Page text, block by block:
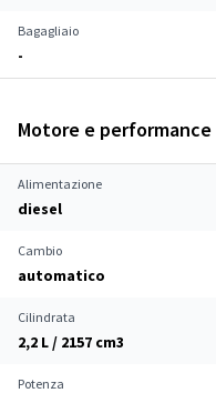
Bagagliaio
-
Motore e performance
Alimentazione
diesel
Cambio
automatico
Cilindrata
2,2 L / 2157 cm3
Potenza